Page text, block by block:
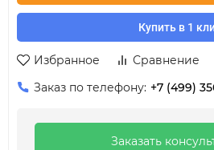
Купить в 1
Избранное
Сравнение
Заказ по телефону: +7 (499)
Заказать